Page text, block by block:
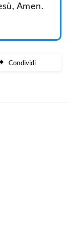
Amen.
Condividi